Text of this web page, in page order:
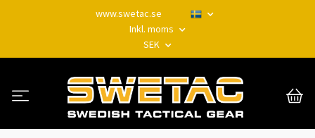
www.swetac.se
Inkl. moms
SEK